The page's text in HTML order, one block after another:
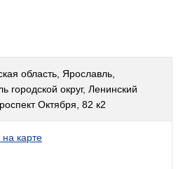
область, Ярославль,
городской округ, Ленинский
Октября, 82 к2
на карте